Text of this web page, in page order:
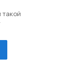
такой